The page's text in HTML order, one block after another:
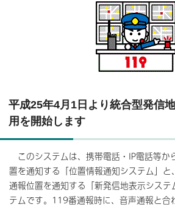
平成25年4月1日より統合型発信
用を開始します
このシステムは、携帯電話・IP電話等か
置を通知する「位置情報通知システム」
通報位置を通知する「新発信地表示システ
テムです。119番通報時に、音声通報と合